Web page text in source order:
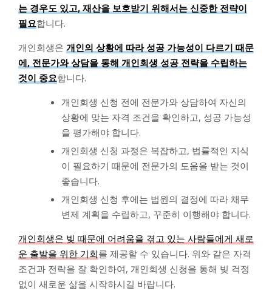
는 경우도 있고, 재산을 보호받기 위해서는 신중한 전략이
필요합니다.
개인회생은 개인의 상황에 따라 성공 가능성이 다르기 때문
에, 전문가와 상담을 통해 개인회생 성공 전략을 수립하는
것이 중요합니다.
개인회생 신청 전에 전문가와 상담하여 자신의
상황에 맞는 자격 조건을 확인하고, 성공 가능성
을 평가해야 합니다.
개인회생 신청 과정은 복잡하고, 법률적인 지식
이 필요하기 때문에 전문가의 도움을 받는 것이
좋습니다.
개인회생 신청 후에는 법원의 결정에 따라 채무
변제 계획을 수립하고, 꾸준히 이행해야 합니다.
개인회생은 빚 때문에 어려움을 겪고 있는 사람들에게 새로
운 출발을 위한 기회를 제공할 수 있습니다. 위와 같은 자격
조건과 전략을 잘 확인하여, 개인회생 신청을 통해 빚 걱정
없이 새로운 삶을 시작하시길 바랍니다.